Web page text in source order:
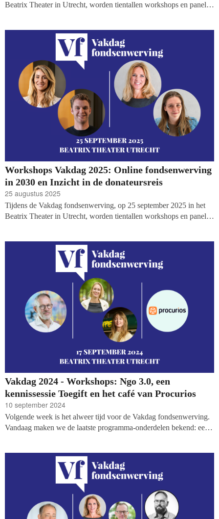
Beatrix Theater in Utrecht, worden tientallen workshops en panels
waarop de organisatie een nauwe gemeenschap opbouwt en wat
daaruit te leren valt, en hoe je vraag je om geld voor 'extraatjes',
zoals een vakantie?
Workshops Vakdag 2025: Online fondsenwerving
in 2030 en Inzicht in de donateursreis
25 augustus 2025
Tijdens de Vakdag fondsenwerving, op 25 september 2025 in het
Beatrix Theater in Utrecht, worden tientallen workshops en panels
vooruitgeblikt op online fondsenwerving in 2030, en een workshop
over het bouwen aan de perfecte donateursreis: van bewustzijn tot
ambassadeurschap. En er volgen de komende periode nog veel
Vakdag 2024 - Workshops: Ngo 3.0, een
kennissessie Toegift en het café van Procurios
10 september 2024
Volgende week is het alweer tijd voor de Vakdag fondsenwerving.
Vandaag maken we de laatste programma-onderdelen bekend: een
het hele programma op onze site.